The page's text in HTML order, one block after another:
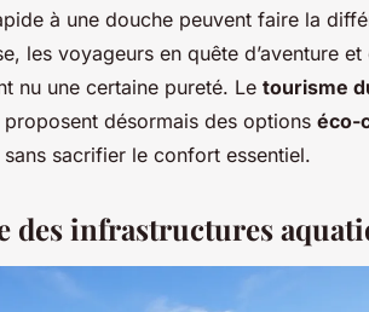
à une douche peuvent faire la
les voyageurs en quête d’aventure
nu une certaine pureté. Le tourisme
désormais des options éco-
sacrifier le confort essentiel.
des infrastructures